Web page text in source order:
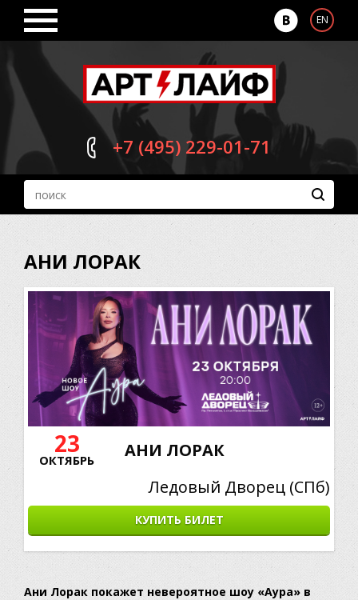
EN
+7 (495) 229-01-71
АНИ ЛОРАК
23
ОКТЯБРЬ
АНИ ЛОРАК
Ледовый Дворец (CПб)
КУПИТЬ БИЛЕТ
Ани Лорак покажет невероятное шоу «Аура» в